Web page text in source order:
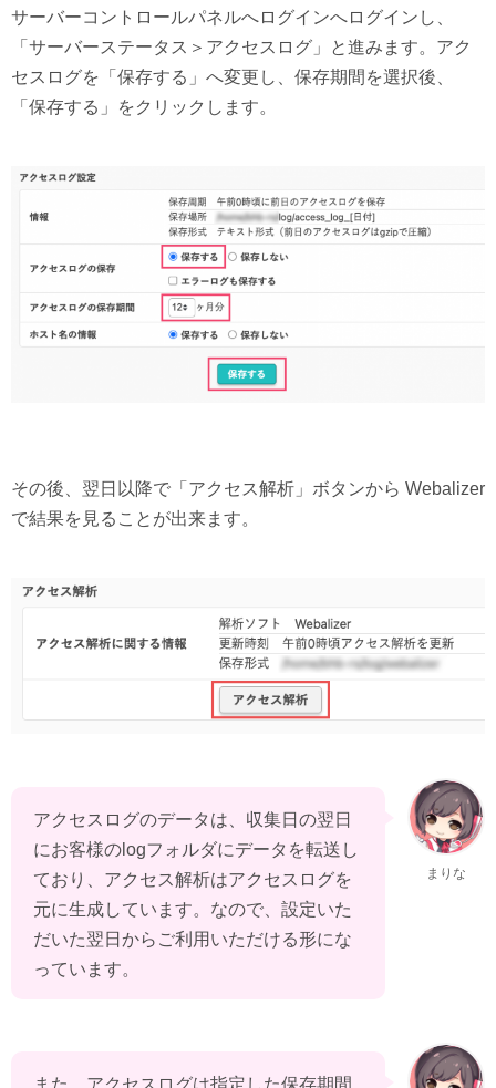
サーバーコントロールパネルへログインへログインし、
「サーバーステータス＞アクセスログ」と進みます。アク
セスログを「保存する」へ変更し、保存期間を選択後、
「保存する」をクリックします。
その後、翌日以降で「アクセス解析」ボタンから Webalizer
で結果を見ることが出来ます。
まりな
アクセスログのデータは、収集日の翌日
にお客様のlogフォルダにデータを転送し
ており、アクセス解析はアクセスログを
元に生成しています。なので、設定いた
だいた翌日からご利用いただける形にな
っています。
また、アクセスログは指定した保存期間